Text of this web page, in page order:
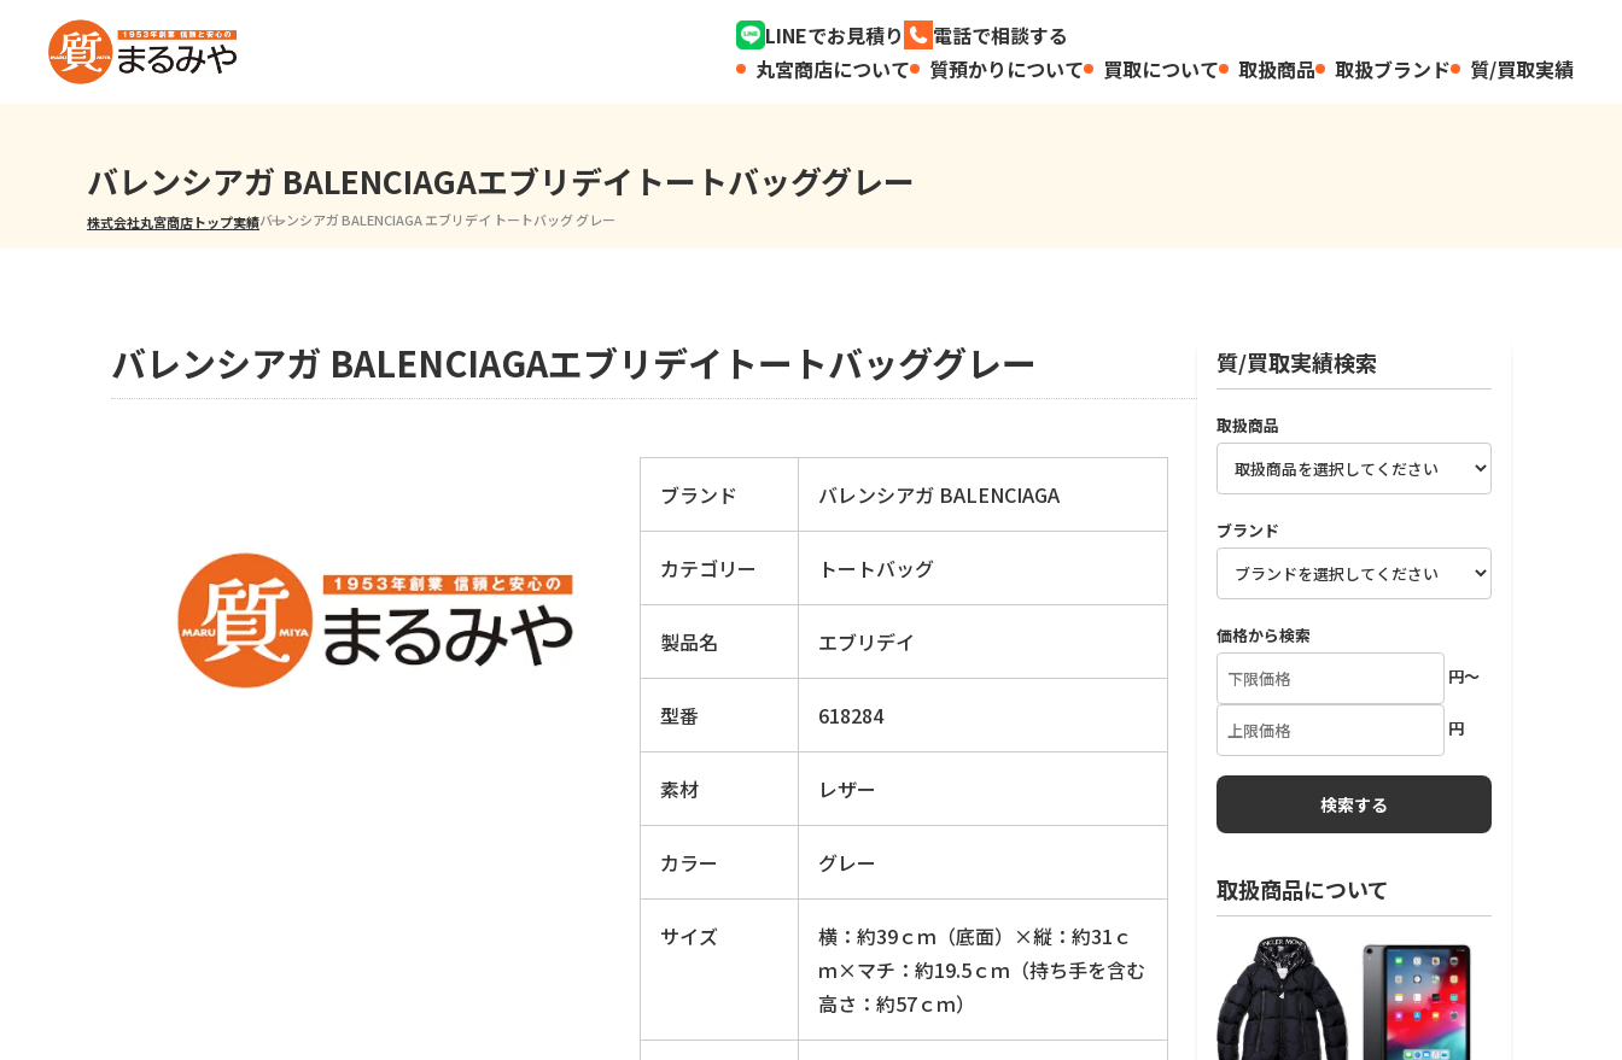
LINEでお見積り
電話で相談する
丸宮商店について
質預かりについて 買取について 取扱商品 取扱ブランド 質/買取実績
バレンシアガ BALENCIAGAエブリデイトートバッググレー
株式会社丸宮商店トップ⁩実績バレンシアガ BALENCIAGA エブリデイ トートバッグ グレー
バレンシアガ BALENCIAGAエブリデイトートバッググレー
ブランド バレンシアガ BALENCIAGA
カテゴリー トートバッグ
製品名 エブリデイ
型番 618284
素材 レザー
カラー グレー
サイズ
横：約39ｃｍ（底面）×縦：約31ｃ
ｍ×マチ：約19.5ｃｍ（持ち手を含む
高さ：約57ｃｍ）
質/買取実績検索
取扱商品
ブランド
価格から検索
円～
円
取扱商品について